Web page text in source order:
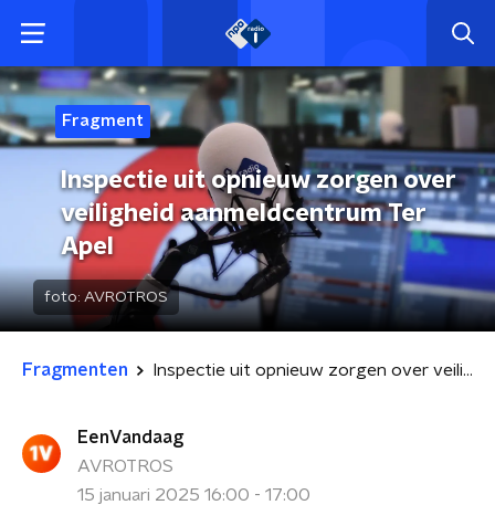
Fragment
Inspectie uit opnieuw zorgen over
veiligheid aanmeldcentrum Ter
Apel
foto: AVROTROS
Fragmenten Inspectie uit opnieuw zorgen over veiligheid aanmeldcentrum Ter Apel
EenVandaag
AVROTROS
15 januari 2025 16:00 - 17:00